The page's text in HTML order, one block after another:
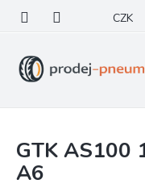
obsah
CZK
GTK AS100
A6